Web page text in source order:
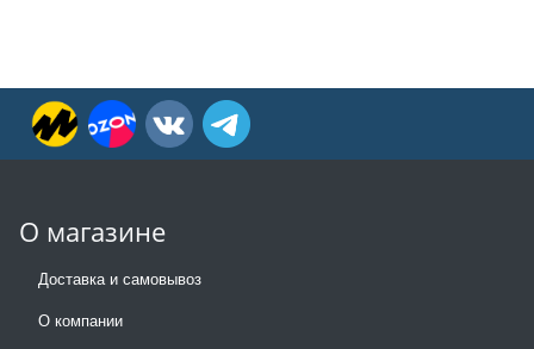
О магазине
Доставка и самовывоз
О компании